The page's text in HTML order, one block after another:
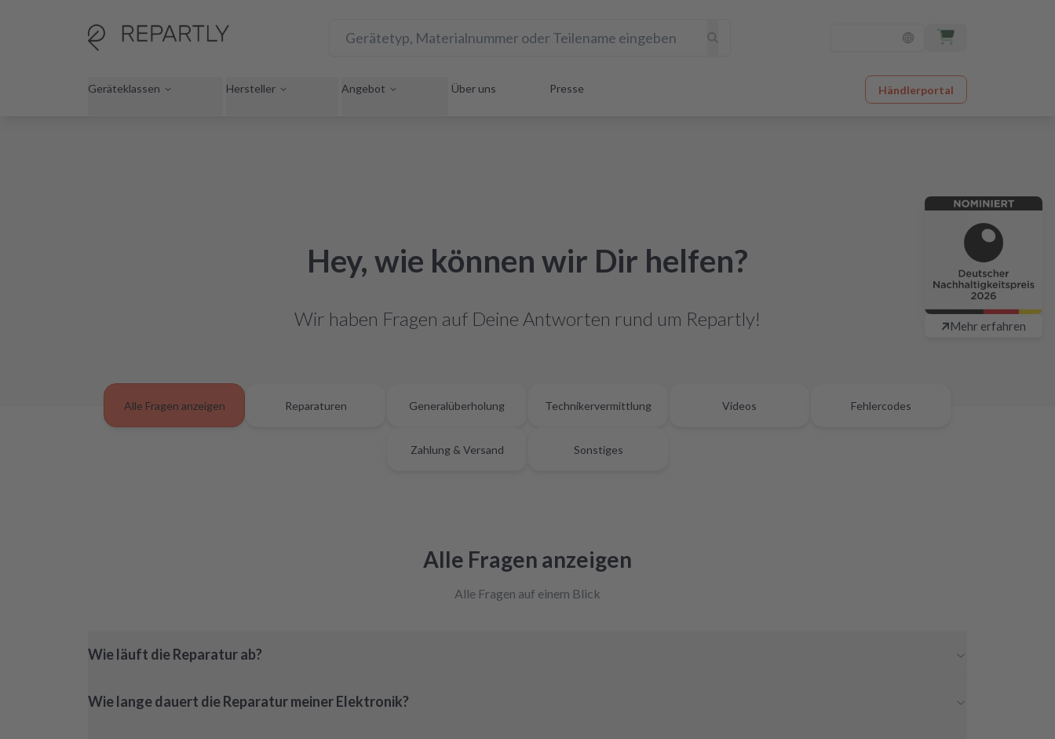
Geräteklassen Hersteller Angebot Über uns Presse Händlerportal
Hey, wie können wir Dir helfen?
Wir haben Fragen auf Deine Antworten rund um Repartly!
Alle Fragen anzeigen Reparaturen Generalüberholung Technikervermittlung Videos Fehlercodes
Zahlung & Versand Sonstiges
Alle Fragen anzeigen
Alle Fragen auf einem Blick
Wie läuft die Reparatur ab?
Wie lange dauert die Reparatur meiner Elektronik?
Mehr erfahren